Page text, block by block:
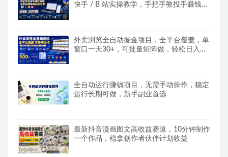
快手 / B 站实操教学，手把手教投手赚钱变
外卖浏览全自动掘金项目，全平台覆盖，单
窗口一天30+，可批量矩阵做，轻松日入
全自动运行賺钱项目，无需手动操作，稳定
运行长期可做，新手副业首选
最新抖音漫画图文高收益赛道，10分钟制作
一个作品，稳拿创作者伙伴计划收益